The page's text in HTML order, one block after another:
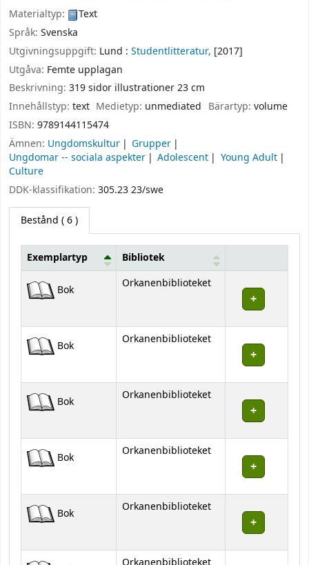
Materialtyp:
Text
Språk: Svenska
Utgivningsuppgift: Lund : Studentlitteratur, [2017]
Utgåva: Femte upplagan
Beskrivning: 319 sidor illustrationer 23 cm
Innehållstyp: text Medietyp: unmediated Bärartyp: volume
ISBN: 9789144115474
Ämnen: Ungdomskultur
Grupper
Ungdomar -- sociala aspekter
Adolescent
Young Adult
Culture
DDK-klassifikation: 305.23 23/swe
Bestånd ( 6 )
Bestånd
Exemplartyp Bibliotek
Bok Orkanenbiblioteket
Bok Orkanenbiblioteket
Bok Orkanenbiblioteket
Bok Orkanenbiblioteket
Bok Orkanenbiblioteket